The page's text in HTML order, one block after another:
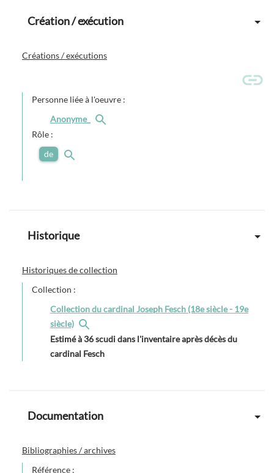
Création / exécution
Créations / exécutions
Personne liée à l'oeuvre :
Anonyme_
Rôle :
de
Historique
Historiques de collection
Collection :
Collection du cardinal Joseph Fesch (18e siècle - 19e
siècle)
Estimé à 36 scudi dans l'inventaire après décès du
cardinal Fesch
Documentation
Bibliographies / archives
Référence :